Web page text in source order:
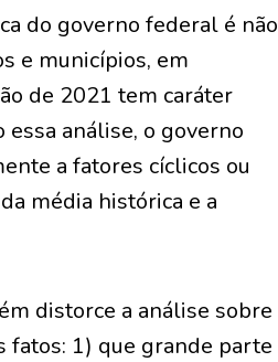
do governo federal é não
e municípios, em
de 2021 tem caráter
análise, o governo
a fatores cíclicos ou
média histórica e a
distorce a análise sobre
fatos: 1) que grande parte